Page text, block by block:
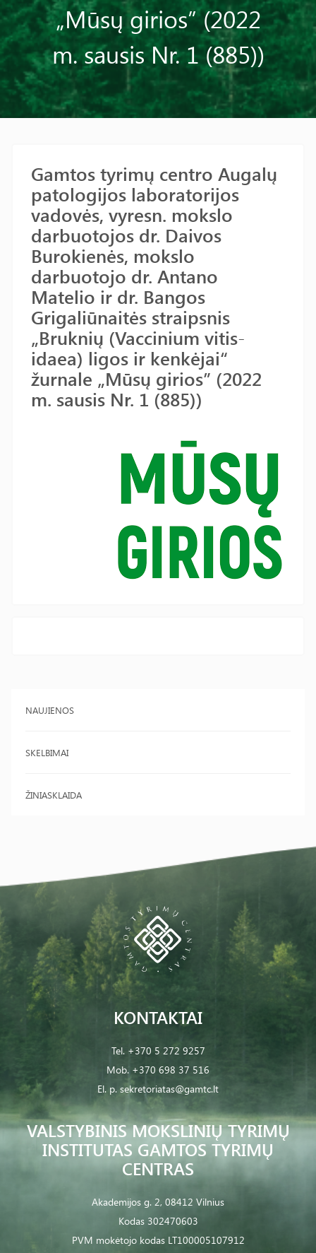
„Mūsų girios” (2022
m. sausis Nr. 1 (885))
NAUJIENOS
SKELBIMAI
ŽINIASKLAIDA
Gamtos tyrimų centro Augalų
patologijos laboratorijos
vadovės, vyresn. mokslo
darbuotojos dr. Daivos
Burokienės, mokslo
darbuotojo dr. Antano
Matelio ir dr. Bangos
Grigaliūnaitės straipsnis
„Bruknių (Vaccinium vitis-
idaea) ligos ir kenkėjai“
žurnale „Mūsų girios” (2022
m. sausis Nr. 1 (885))
VALSTYBINIS MOKSLINIŲ TYRIMŲ
INSTITUTAS GAMTOS TYRIMŲ
CENTRAS
Akademijos g. 2, 08412 Vilnius
Kodas 302470603
PVM mokėtojo kodas LT100005107912
KONTAKTAI
Tel. +370 5 272 9257
Mob. +370 698 37 516
El. p. sekretoriatas@gamtc.lt